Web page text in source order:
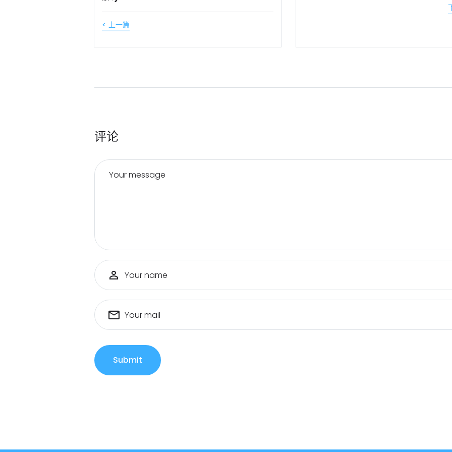
< 上一篇
评论
Your message
Your name
Your mail
Submit